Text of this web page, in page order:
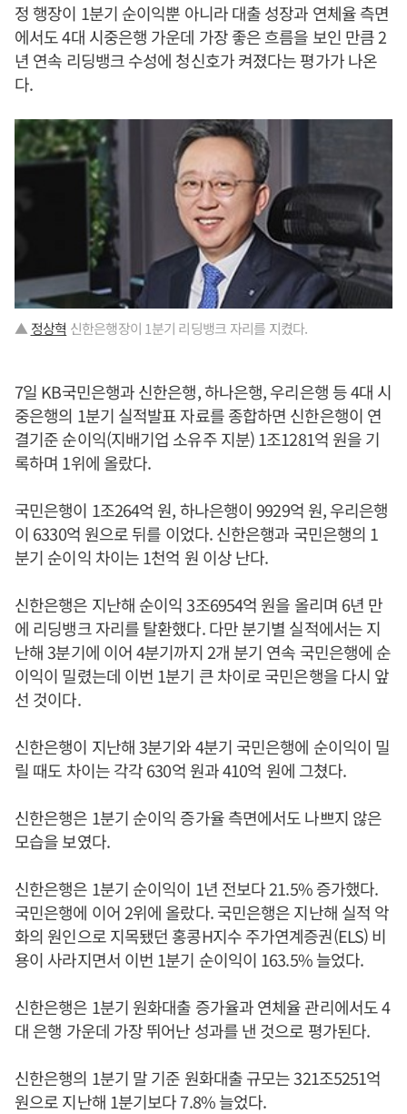
정 행장이 1분기 순이익뿐 아니라 대출 성장과 연체율 측면
에서도 4대 시중은행 가운데 가장 좋은 흐름을 보인 만큼 2
년 연속 리딩뱅크 수성에 청신호가 켜졌다는 평가가 나온
다.
▲ 정상혁 신한은행장이 1분기 리딩뱅크 자리를 지켰다.
7일 KB국민은행과 신한은행, 하나은행, 우리은행 등 4대 시
중은행의 1분기 실적발표 자료를 종합하면 신한은행이 연
결기준 순이익(지배기업 소유주 지분) 1조1281억 원을 기
록하며 1위에 올랐다.
국민은행이 1조264억 원, 하나은행이 9929억 원, 우리은행
이 6330억 원으로 뒤를 이었다. 신한은행과 국민은행의 1
분기 순이익 차이는 1천억 원 이상 난다.
신한은행은 지난해 순이익 3조6954억 원을 올리며 6년 만
에 리딩뱅크 자리를 탈환했다. 다만 분기별 실적에서는 지
난해 3분기에 이어 4분기까지 2개 분기 연속 국민은행에 순
이익이 밀렸는데 이번 1분기 큰 차이로 국민은행을 다시 앞
선 것이다.
신한은행이 지난해 3분기와 4분기 국민은행에 순이익이 밀
릴 때도 차이는 각각 630억 원과 410억 원에 그쳤다.
신한은행은 1분기 순이익 증가율 측면에서도 나쁘지 않은
모습을 보였다.
신한은행은 1분기 순이익이 1년 전보다 21.5% 증가했다.
국민은행에 이어 2위에 올랐다. 국민은행은 지난해 실적 악
화의 원인으로 지목됐던 홍콩H지수 주가연계증권(ELS) 비
용이 사라지면서 이번 1분기 순이익이 163.5% 늘었다.
신한은행은 1분기 원화대출 증가율과 연체율 관리에서도 4
대 은행 가운데 가장 뛰어난 성과를 낸 것으로 평가된다.
신한은행의 1분기 말 기준 원화대출 규모는 321조5251억
원으로 지난해 1분기보다 7.8% 늘었다.